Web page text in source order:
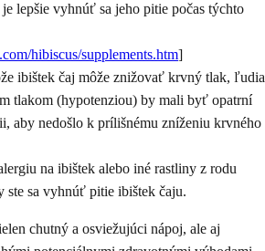
lepšie vyhnúť sa jeho pitie počas týchto
hibiscus/supplements.htm]
ibištek čaj môže znižovať krvný tlak, ľudia
tlakom (hypotenziou) by mali byť opatrní
aby nedošlo k prílišnému zníženiu krvného
na ibištek alebo iné rastliny z rodu
ste sa vyhnúť pitie ibištek čaju.
chutný a osviežujúci nápoj, ale aj